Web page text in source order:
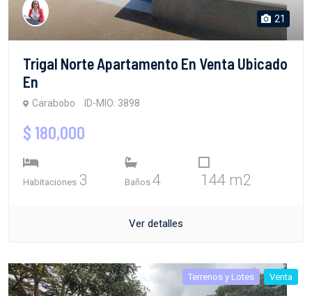
21
Trigal Norte Apartamento En Venta Ubicado
En
Carabobo ID-MIO: 3898
$ 180,000
Habitaciones 3 Baños 4 144 m2
Ver detalles
Terrenos y Lotes Venta